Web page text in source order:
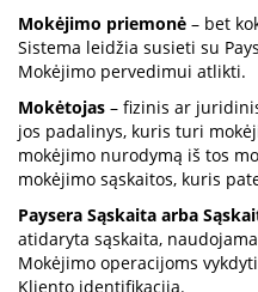
Mokėjimo priemonė – bet
Sistema leidžia susieti su
Mokėjimo pervedimui atlikti.
Mokėtojas – fizinis ar
jos padalinys, kuris turi
mokėjimo nurodymą iš tos
mokėjimo sąskaitos, kuris
Paysera Sąskaita arba
atidaryta sąskaita,
Mokėjimo operacijoms
Kliento identifikaciją.